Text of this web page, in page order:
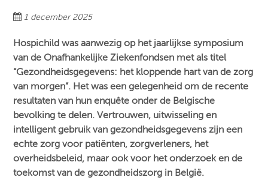
1 december 2025
Hospichild was aanwezig op het jaarlijkse symposium
van de Onafhankelijke Ziekenfondsen met als titel
“Gezondheidsgegevens: het kloppende hart van de zorg
van morgen”. Het was een gelegenheid om de recente
resultaten van hun enquête onder de Belgische
bevolking te delen. Vertrouwen, uitwisseling en
intelligent gebruik van gezondheidsgegevens zijn een
echte zorg voor patiënten, zorgverleners, het
overheidsbeleid, maar ook voor het onderzoek en de
toekomst van de gezondheidszorg in België.